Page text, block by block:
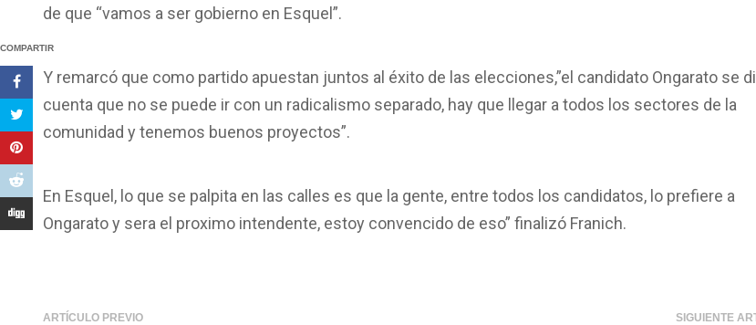
COMPARTIR
de que “vamos a ser gobierno en Esquel”.
Y remarcó que como partido apuestan juntos al éxito de las elecciones,”el candidato Ongarato se
cuenta que no se puede ir con un radicalismo separado, hay que llegar a todos los sectores de la
comunidad y tenemos buenos proyectos”.
En Esquel, lo que se palpita en las calles es que la gente, entre todos los candidatos, lo prefiere a
Ongarato y sera el proximo intendente, estoy convencido de eso” finalizó Franich.
ARTÍCULO PREVIO SIGUIENTE